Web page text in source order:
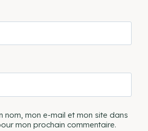
nom, mon e-mail et mon site dans
mon prochain commentaire.